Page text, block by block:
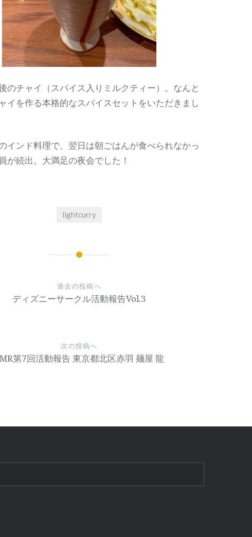
のチャイ（スパイス入りミルクティー）。なんと
イを作る本格的なスパイスセットをいただきまし
インド料理で、翌日は朝ごはんが食べられなかっ
が続出。大満足の夜会でした！
lightcurry
過去の投稿へ
ディズニーサークル活動報告Vol.3
次の投稿へ
第7回活動報告 東京都北区赤羽 麺屋 龍